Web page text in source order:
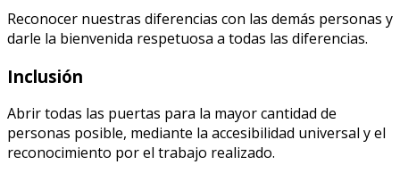
Reconocer nuestras diferencias con las demás personas y
darle la bienvenida respetuosa a todas las diferencias.
Inclusión
Abrir todas las puertas para la mayor cantidad de
personas posible, mediante la accesibilidad universal y el
reconocimiento por el trabajo realizado.